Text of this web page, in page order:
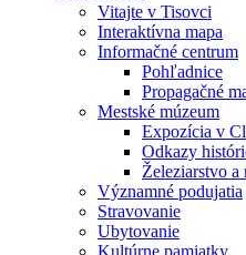
Vitajte v Tisovci
Interaktívna mapa
Informačné centrum
Pohľadnice
Propagačné
Mestské múzeum
Expozícia v
Odkazy
Železiarstvo a
Významné podujatia
Stravovanie
Ubytovanie
Kultúrne pamiatky